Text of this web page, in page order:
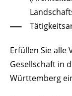
Erfüllen Sie alle
Gesellschaft in
Württemberg